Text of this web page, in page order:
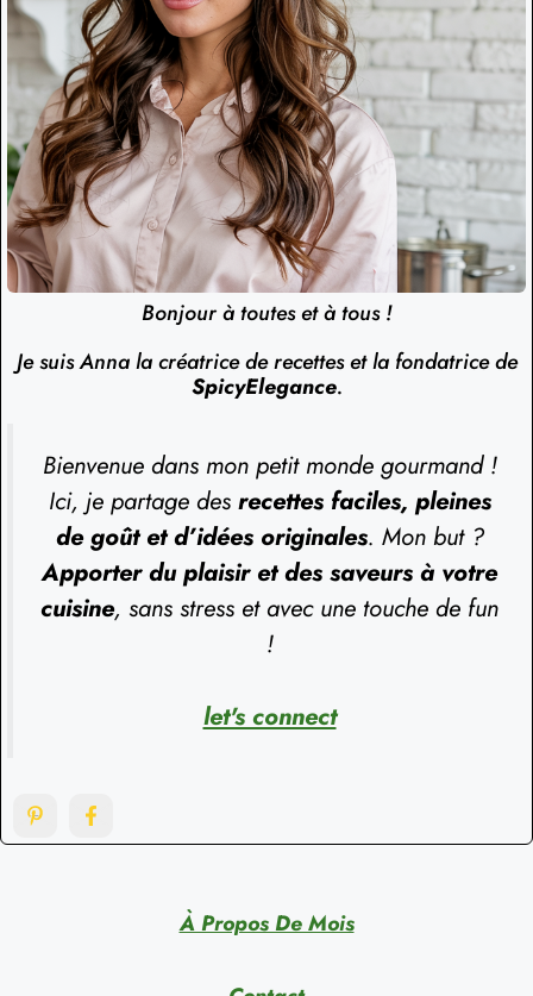
Bonjour à toutes et à tous !
Je suis Anna la créatrice de recettes et la fondatrice de
SpicyElegance.
Bienvenue dans mon petit monde gourmand !
Ici, je partage des recettes faciles, pleines
de goût et d’idées originales. Mon but ?
Apporter du plaisir et des saveurs à votre
cuisine, sans stress et avec une touche de fun
!
let's connect
À Propos De Mois